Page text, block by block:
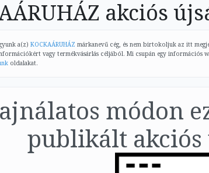
akciós
a(z) KOCKAÁRUHÁZ márkanevű cég, és nem birtokoljuk az itt
vagy termékvásárlás céljából. Mi csupán egy információs
oldalakat.
módon
publikált akciós